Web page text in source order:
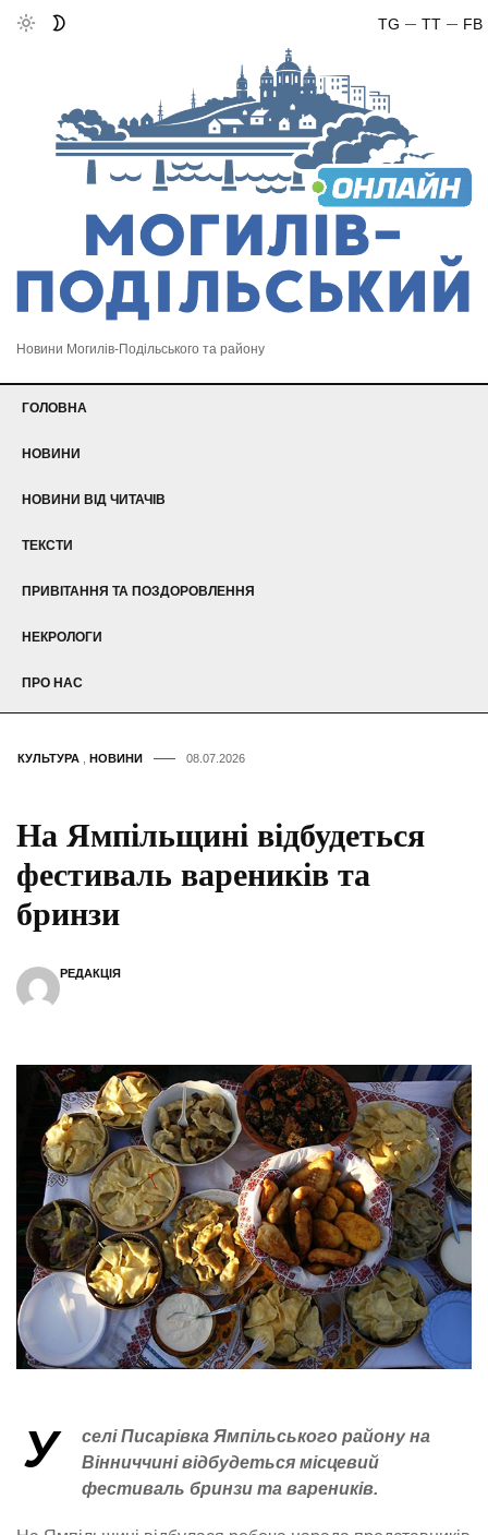
FB
TT
TG
Новини Могилів-Подільського та району
ГОЛОВНА
НОВИНИ
НОВИНИ ВІД ЧИТАЧІВ
ТЕКСТИ
ПРИВІТАННЯ ТА ПОЗДОРОВЛЕННЯ
НЕКРОЛОГИ
ПРО НАС
КУЛЬТУРА НОВИНИ 08.07.2026
На Ямпільщині відбудеться
фестиваль вареників та
бринзи
РЕДАКЦІЯ
У
селі Писарівка Ямпільського району на
Вінниччині відбудеться місцевий
фестиваль бринзи та вареників.